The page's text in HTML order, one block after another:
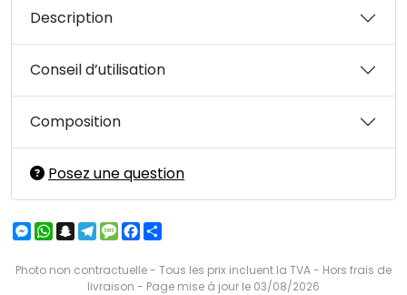
Description
Conseil d’utilisation
Composition
Posez une question
Messenger
WhatsApp
Snapchat
Telegram
MessageFacebook
Photo non contractuelle - Tous les prix incluent la TVA - Hors frais de
livraison - Page mise à jour le 03/08/2026